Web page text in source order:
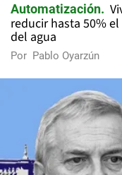
Automatización
reducir hasta 50%
del agua
Por Pablo Oyarzún